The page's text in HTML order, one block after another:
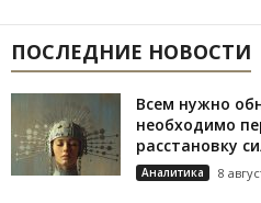
ПОСЛЕДНИЕ НОВОСТИ
Всем нужно
необходимо
расстановку
Аналитика 8